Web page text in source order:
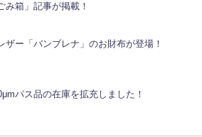
み箱」記事が掲載！
ザー「バンブレナ」のお財布が登場！
パス品の在庫を拡充しました！